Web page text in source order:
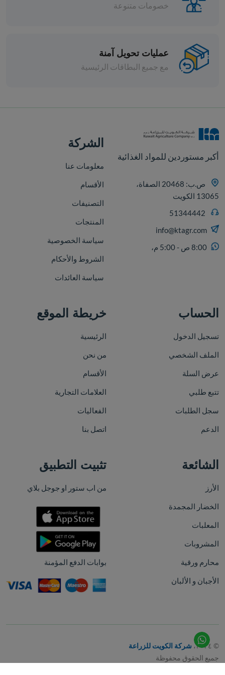
خصومات متنوعة
عمليات تحويل آمنة
مع جميع البطاقات الرئيسية
أكبر مستوردين للمواد الغذائية
ص.ب: 20468 الصفاة،
13065 الكويت
info@ktagr.com
8:00 ص - 5:00 م،
الشركة
معلومات عنا
الأقسام
التصنيفات
المنتجات
سياسة الخصوصية
الشروط والأحكام
سياسة العائدات
الحساب
تسجيل الدخول
الملف الشخصي
عرض السلة
تتبع طلبي
سجل الطلبات
الدعم
خريطة الموقع
الرئيسية
من نحن
الأقسام
العلامات التجارية
الفعاليات
اتصل بنا
الشائعة
الأرز
الخضار المجمدة
المعلبات
المشروبات
محارم ورقية
الأجبان و الألبان
تثبيت التطبيق
من اب ستور او جوجل بلاي
بوابات الدفع المؤمنة
© ٢٠٢٤،
شركة الكويت للزراعة
جميع الحقوق محفوظة